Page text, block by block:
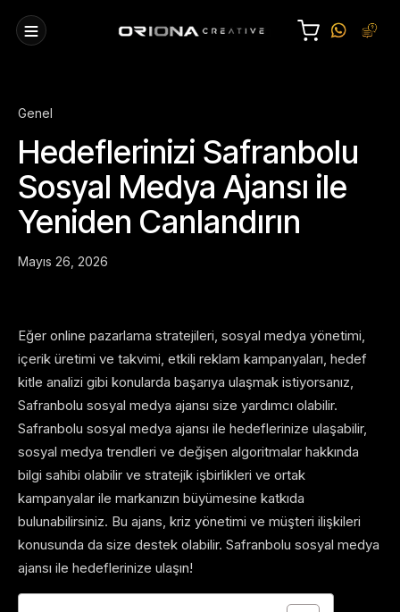
Genel
Hedeflerinizi Safranbolu
Sosyal Medya Ajansı ile
Yeniden Canlandırın
Mayıs 26, 2026
Eğer online pazarlama stratejileri, sosyal medya yönetimi,
içerik üretimi ve takvimi, etkili reklam kampanyaları, hedef
kitle analizi gibi konularda başarıya ulaşmak istiyorsanız,
Safranbolu sosyal medya ajansı size yardımcı olabilir.
Safranbolu sosyal medya ajansı ile hedeflerinize ulaşabilir,
sosyal medya trendleri ve değişen algoritmalar hakkında
bilgi sahibi olabilir ve stratejik işbirlikleri ve ortak
kampanyalar ile markanızın büyümesine katkıda
bulunabilirsiniz. Bu ajans, kriz yönetimi ve müşteri ilişkileri
konusunda da size destek olabilir. Safranbolu sosyal medya
ajansı ile hedeflerinize ulaşın!